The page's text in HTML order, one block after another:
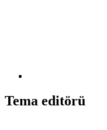
Tema editörü